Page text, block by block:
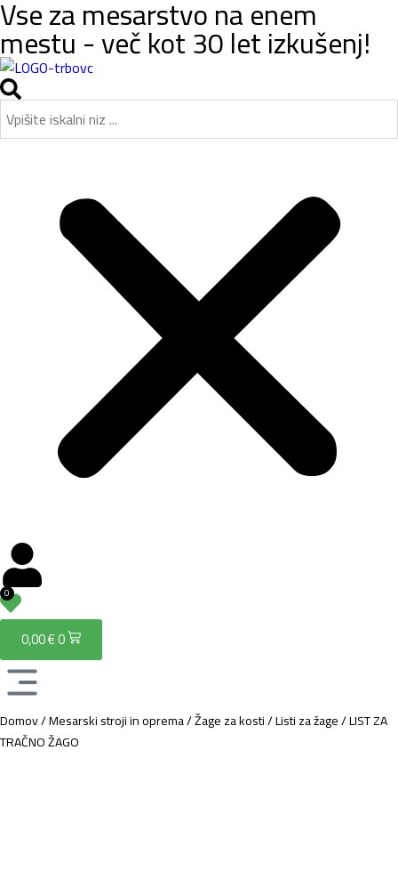
Vse za mesarstvo na enem
mestu - več kot 30 let izkušenj!
0
0,00€0
Domov/Mesarski stroji in oprema/Žage za kosti/Listi za žage/LIST ZA
TRAČNO ŽAGO